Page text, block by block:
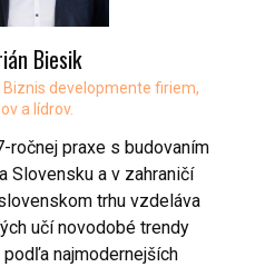
Biesik
developmente firiem,
a lídrov.
ročnej praxe s budovaním
Slovensku a v zahraničí
trhu vzdeláva
učí novodobé trendy
najmodernejších